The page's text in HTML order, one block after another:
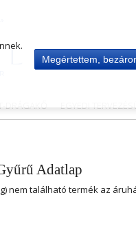
DRÁGAKŐ EGYEDI
Adatlap
nem található termék az
Megértettem,